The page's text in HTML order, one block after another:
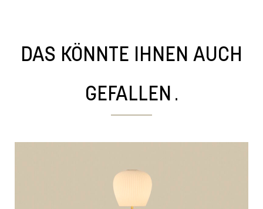
DAS KÖNNTE IHNEN AUCH
GEFALLEN .